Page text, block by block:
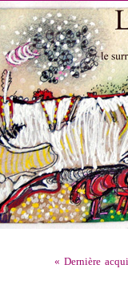
« Dernière